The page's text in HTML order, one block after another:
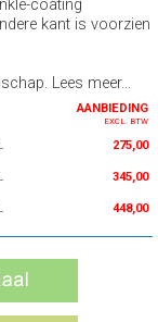
coating
kant is voorzien
Lees meer...
AANBIEDING
EXCL. BTW
275,00
345,00
448,00